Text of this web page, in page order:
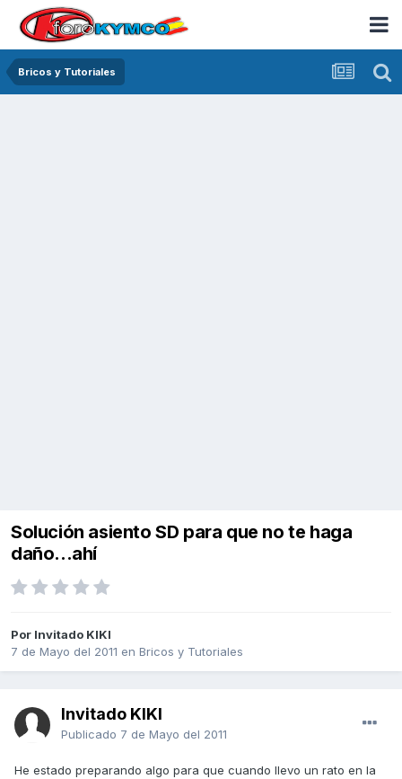
Bricos y Tutoriales
Solución asiento SD para que no te haga
daño...ahí
Por Invitado KIKI
7 de Mayo del 2011 en Bricos y Tutoriales
Invitado KIKI
Publicado 7 de Mayo del 2011
He estado preparando algo para que cuando llevo un rato en la